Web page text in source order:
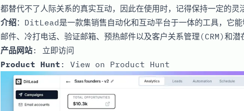
都替代不了人际关系的真实互动，因此在使用时，记得保持一定的灵
介绍：DitLead是一款集销售自动化和互动平台于一体的工具，它
邮件、冷打电话、验证邮箱、预热邮件以及客户关系管理(CRM)和潜
产品网站: 立即访问
Product Hunt : View on Product Hunt